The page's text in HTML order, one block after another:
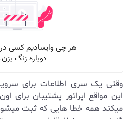
وقتی یک سری اطلاعات برای
این مواقع اپراتور پشتیبان
میکند همه خطا هایی که ثبت